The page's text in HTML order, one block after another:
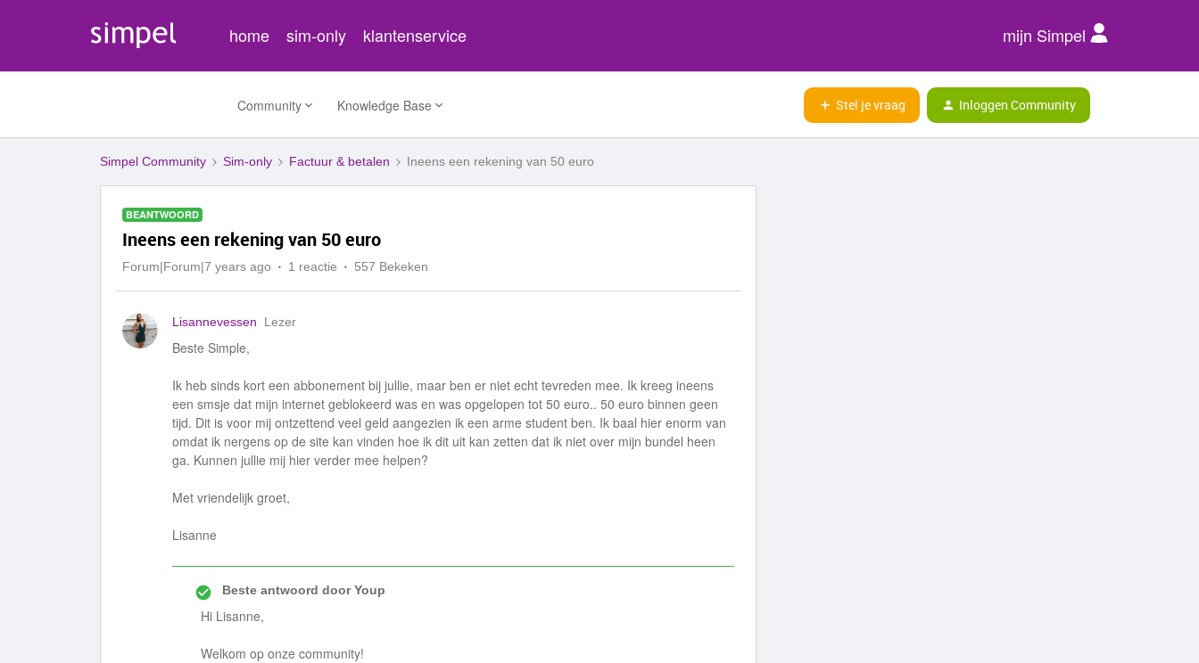
home sim-only klantenservice mijn Simpel
Community Knowledge Base Stel je vraag Inloggen Community
Simpel Community Sim-only Factuur & betalen Ineens een rekening van 50 euro
BEANTWOORD
Ineens een rekening van 50 euro
Forum|Forum|7 years ago 1 reactie 557 Bekeken
Lisannevessen Lezer
Beste Simple,
Ik heb sinds kort een abbonement bij jullie, maar ben er niet echt tevreden mee. Ik kreeg ineens
een smsje dat mijn internet geblokeerd was en was opgelopen tot 50 euro.. 50 euro binnen geen
tijd. Dit is voor mij ontzettend veel geld aangezien ik een arme student ben. Ik baal hier enorm van
omdat ik nergens op de site kan vinden hoe ik dit uit kan zetten dat ik niet over mijn bundel heen
ga. Kunnen jullie mij hier verder mee helpen?
Met vriendelijk groet,
Lisanne
Beste antwoord doorYoup
Hi Lisanne,
Welkom op onze community!